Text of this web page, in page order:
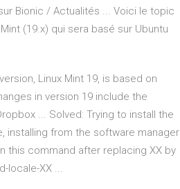
Bionic / Actualités ... Voici le topic
(19.x) qui sera basé sur Ubuntu
Linux Mint 19, is based on
in version 19 include the
... Solved: Trying to install the
installing from the software manager
this command after replacing XX by
locale-XX ...